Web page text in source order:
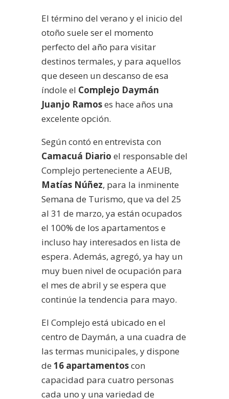
El término del verano y el inicio del
otoño suele ser el momento
perfecto del año para visitar
destinos termales, y para aquellos
que deseen un descanso de esa
índole el Complejo Daymán
Juanjo Ramoses hace años una
excelente opción.
Según contó en entrevista con
Camacuá Diario el responsable del
Complejo perteneciente a AEUB,
Matías Núñez, para la inminente
Semana de Turismo, que va del 25
al 31 de marzo, ya están ocupados
el 100% de los apartamentos e
incluso hay interesados en lista de
espera. Además, agregó, ya hay un
muy buen nivel de ocupación para
el mes de abril y se espera que
continúe la tendencia para mayo.
El Complejo está ubicado en el
centro de Daymán, a una cuadra de
las termas municipales, y dispone
de 16 apartamentoscon
capacidad para cuatro personas
cada uno y una variedad de